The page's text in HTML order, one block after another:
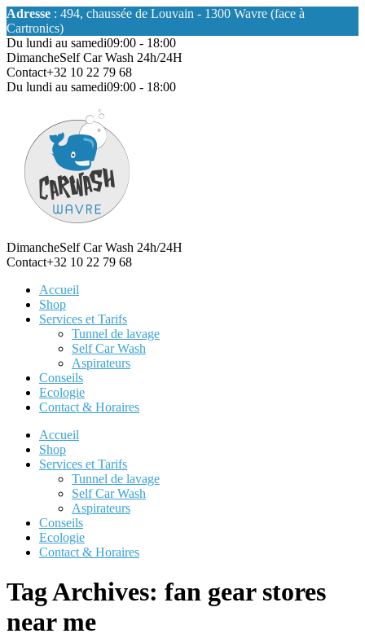
Adresse : 494, chaussée de Louvain - 1300 Wavre (face à
Cartronics)
Du lundi au samedi09:00 - 18:00
DimancheSelf Car Wash 24h/24H
Contact+32 10 22 79 68
Du lundi au samedi09:00 - 18:00
DimancheSelf Car Wash 24h/24H
Contact+32 10 22 79 68
Accueil
Shop
Services et Tarifs
Tunnel de lavage
Self Car Wash
Aspirateurs
Conseils
Ecologie
Contact & Horaires
Accueil
Shop
Services et Tarifs
Tunnel de lavage
Self Car Wash
Aspirateurs
Conseils
Ecologie
Contact & Horaires
Tag Archives: fan gear stores
near me